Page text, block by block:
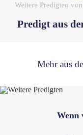
Weitere Predigten
Predigt aus
Mehr aus
Wenn